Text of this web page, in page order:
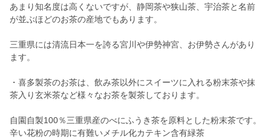
あまり知名度は高くないですが、静岡茶や狭山茶、宇治茶と名前
が並ぶほどのお茶の産地でもあります。
三重県には清流日本一を誇る宮川や伊勢神宮、お伊勢さんがあり
ます。
・喜多製茶のお茶は、飲み茶以外にスイーツに入れる粉末茶や抹
茶入り玄米茶など様々なお茶を製茶しております。
自園自製100％三重県産のべにふうき茶を原料とした粉末茶です。
辛い花粉の時期に有難いメチル化カテキン含有緑茶